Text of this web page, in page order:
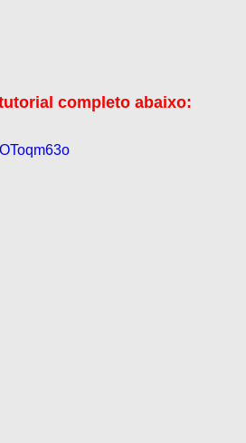
completo abaixo: